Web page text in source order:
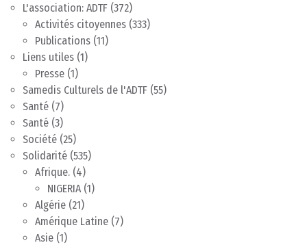
L'association: ADTF (372)
Activités citoyennes (333)
Publications (11)
Liens utiles (1)
Presse (1)
Samedis Culturels de l'ADTF (55)
Santé (7)
Santé (3)
Société (25)
Solidarité (535)
Afrique. (4)
NIGERIA(1)
Algérie (21)
Amérique Latine (7)
Asie (1)